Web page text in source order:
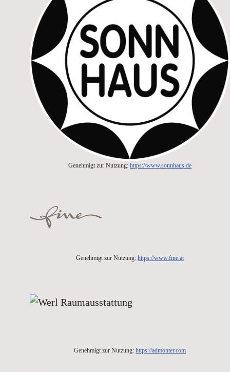
Genehmigt zur Nutzung:https://www.sonnhaus.de
Genehmigt zur Nutzung:https://www.fine.at
Genehmigt zur Nutzung:https://admonter.com